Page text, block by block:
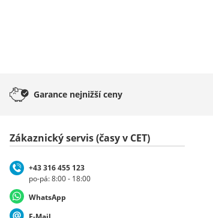
Garance nejnižší ceny
Zákaznický servis (časy v CET)
+43 316 455 123
po-pá: 8:00 - 18:00
WhatsApp